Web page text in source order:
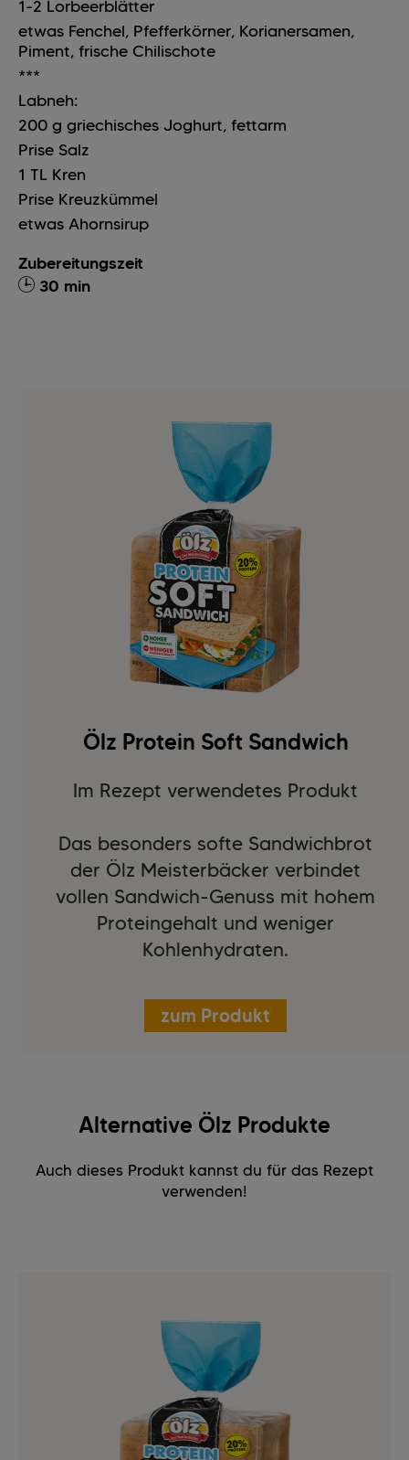
1-2 Lorbeerblätter
etwas Fenchel, Pfefferkörner, Korianersamen,
Piment, frische Chilischote
***
Labneh:
200 g griechisches Joghurt, fettarm
Prise Salz
1 TL Kren
Prise Kreuzkümmel
etwas Ahornsirup
Zubereitungszeit
30 min
Ölz Protein Soft Sandwich
Im Rezept verwendetes Produkt
Das besonders softe Sandwichbrot
der Ölz Meisterbäcker verbindet
vollen Sandwich-Genuss mit hohem
Proteingehalt und weniger
Kohlenhydraten.
zum Produkt
Alternative Ölz Produkte
Auch dieses Produkt kannst du für das Rezept
verwenden!